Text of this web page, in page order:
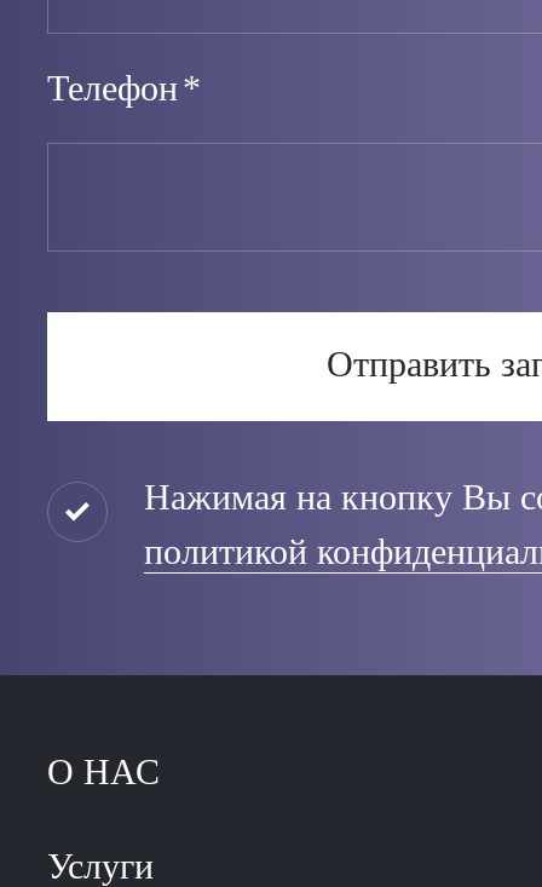
Телефон*
Нажимая на кнопку Вы
политикой
О НАС
Услуги